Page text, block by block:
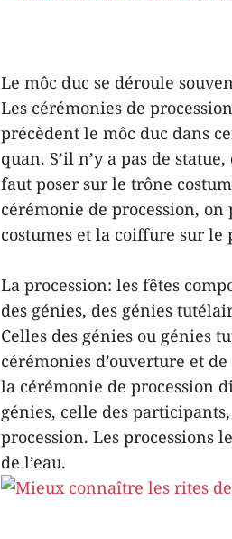
Le môc duc se déroule
Les cérémonies de
précèdent le môc duc dans
quan. S’il n’y a pas de
faut poser sur le trône
cérémonie de procession,
costumes et la coiffure sur le
La procession: les fêtes
des génies, des génies
Celles des génies ou génies
cérémonies d’ouverture et
la cérémonie de procession
génies, celle des
procession. Les processions
de l’eau.